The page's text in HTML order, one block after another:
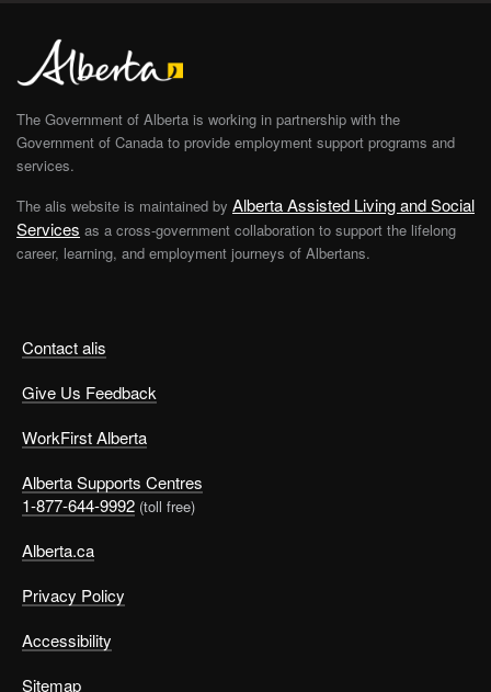
Contact alis
Give Us Feedback
WorkFirst Alberta
Alberta Supports Centres
1-877-644-9992 (toll free)
Alberta.ca
Privacy Policy
Accessibility
Sitemap
The Government of Alberta is working in partnership with the
Government of Canada to provide employment support programs and
services.
The alis website is maintained by Alberta Assisted Living and Social
Services as a cross-government collaboration to support the lifelong
career, learning, and employment journeys of Albertans.